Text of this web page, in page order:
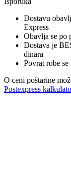
Dostavu
Express
Obavlja se po
Dostava je
dinara
Povrat robe
O ceni poštarine
Postexpress